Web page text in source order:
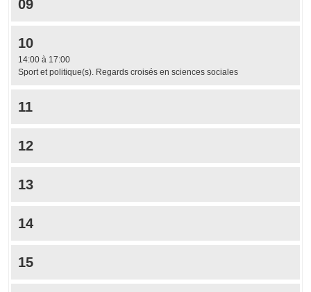
09
10
14:00 à 17:00
Sport et politique(s). Regards croisés en sciences sociales
11
12
13
14
15